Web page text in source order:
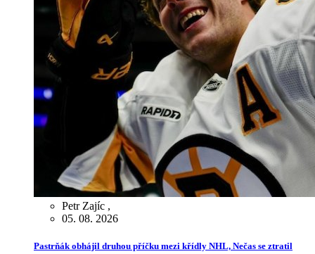
Petr Zajíc ,
05. 08. 2026
Pastrňák obhájil druhou příčku mezi křídly NHL, Nečas se ztratil